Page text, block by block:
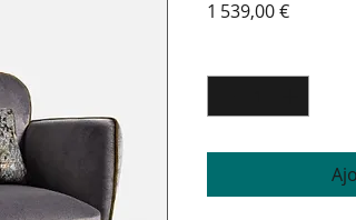
1 539,00 €Prix